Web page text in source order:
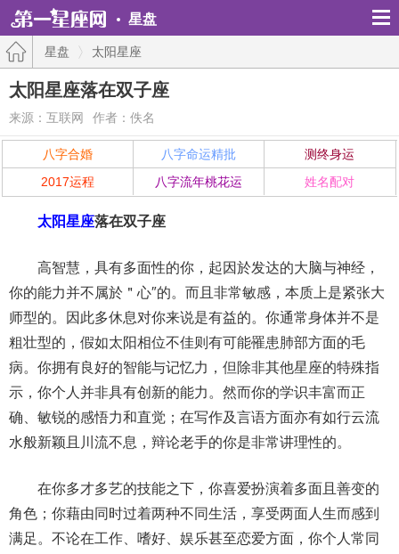
星盘
星盘 太阳星座
太阳星座落在双子座
来源：互联网 作者：佚名
八字合婚 八字命运精批
测终身运
2017运程
八字流年桃花运 姓名配对
太阳星座落在双子座
高智慧，具有多面性的你，起因於发达的大脑与神经，
你的能力并不属於＂心″的。而且非常敏感，本质上是紧张大
师型的。因此多休息对你来说是有益的。你通常身体并不是
粗壮型的，假如太阳相位不佳则有可能罹患肺部方面的毛
病。你拥有良好的智能与记忆力，但除非其他星座的特殊指
示，你个人并非具有创新的能力。然而你的学识丰富而正
确、敏锐的感悟力和直觉；在写作及言语方面亦有如行云流
水般新颖且川流不息，辩论老手的你是非常讲理性的。
在你多才多艺的技能之下，你喜爱扮演着多面且善变的
角色；你藉由同时过着两种不同生活，享受两面人生而感到
满足。不论在工作、嗜好、娱乐甚至恋爱方面，你个人常同